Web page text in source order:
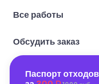
Все работы
Обсудить заказ
Паспорт